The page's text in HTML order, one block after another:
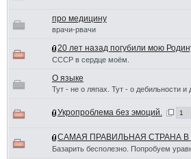
про медицину
врачи-рвачи
20 лет назад погубили мою
СССР в сердце моём.
О языке
Тут - не о ляпах. Тут - о дебильности и
Укропроблема без эмоций. 1
САМАЯ ПРАВИЛЬНАЯ СТРАНА
Базарить бесполезно. Попробуем